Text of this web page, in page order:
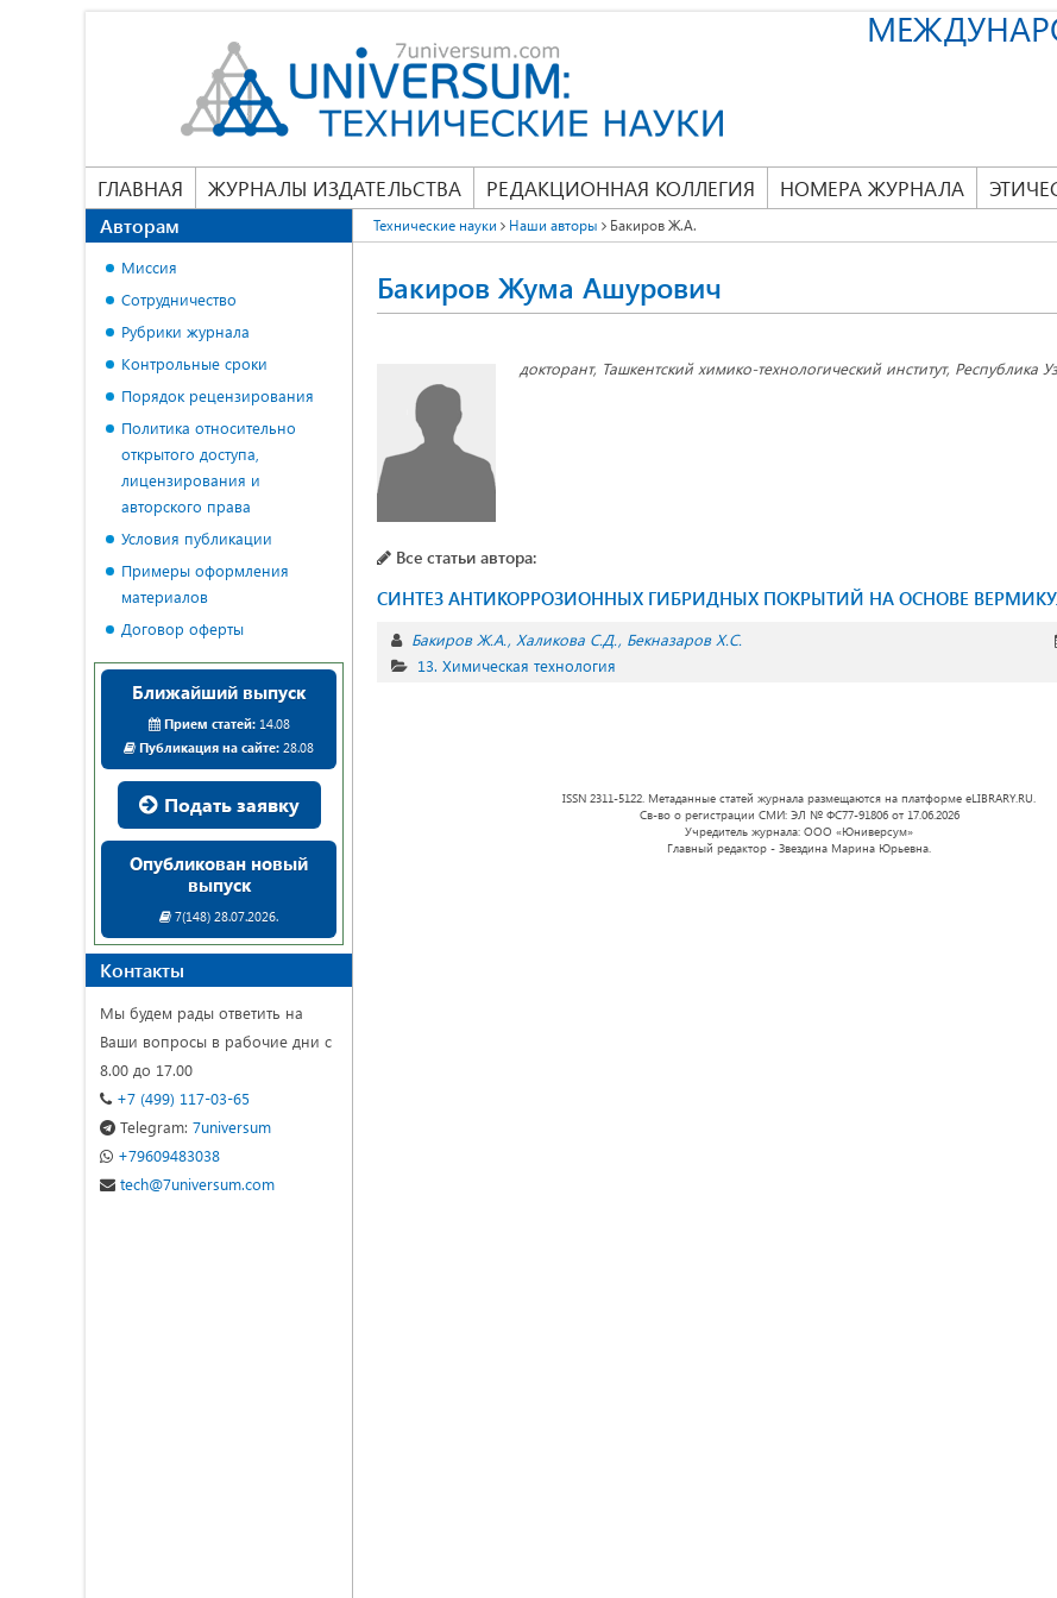
ГЛАВНАЯ ЖУРНАЛЫ ИЗДАТЕЛЬСТВА РЕДАКЦИОННАЯ КОЛЛЕГИЯ НОМЕРА ЖУРНАЛА
Технические науки Наши авторы Бакиров Ж.А.
Бакиров Жума Ашурович
докторант, Ташкентский химико-технологический институт, Республика
Все статьи автора:
СИНТЕЗ АНТИКОРРОЗИОННЫХ ГИБРИДНЫХ ПОКРЫТИЙ НА ОСНОВЕ
Бакиров Ж.А. Халикова С.Д. Бекназаров Х.С.
13. Химическая технология
ISSN 2311-5122. Метаданные статей журнала размещаются на платформе eLIBRARY.RU.
Св-во о регистрации СМИ: ЭЛ № ФС77-91806 от 17.06.2026
Учредитель журнала: ООО «Юниверсум»
Главный редактор - Звездина Марина Юрьевна.
Авторам
Миссия
Сотрудничество
Рубрики журнала
Контрольные сроки
Порядок рецензирования
Политика относительно
открытого доступа,
лицензирования и
авторского права
Условия публикации
Примеры оформления
материалов
Договор оферты
Ближайший выпуск
Прием статей:14.08
Публикация на сайте: 28.08
Подать заявку
Опубликован новый
выпуск
7(148) 28.07.2026.
Контакты
Мы будем рады ответить на
Ваши вопросы в рабочие дни с
8.00 до 17.00
+7 (499) 117-03-65
Telegram: 7universum
+79609483038
tech@7universum.com